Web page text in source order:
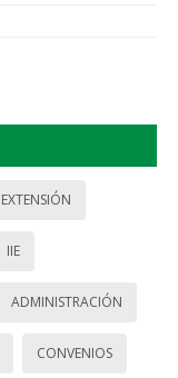
EXTENSIÓN
IIE
ADMINISTRACIÓN
CONVENIOS